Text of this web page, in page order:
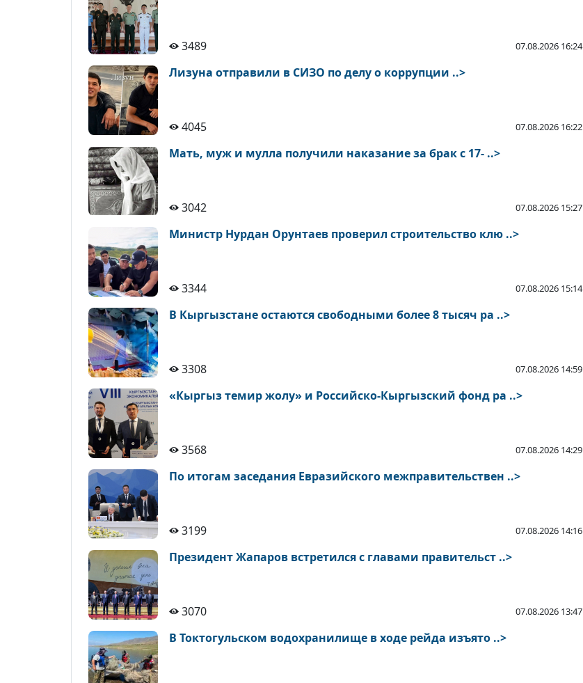
3489 07.08.2026 16:24
Лизуна отправили в СИЗО по делу о коррупции ..>
4045 07.08.2026 16:22
Мать, муж и мулла получили наказание за брак с 17- ..>
3042 07.08.2026 15:27
Министр Нурдан Орунтаев проверил строительство клю ..>
3344 07.08.2026 15:14
В Кыргызстане остаются свободными более 8 тысяч ра ..>
3308 07.08.2026 14:59
«Кыргыз темир жолу» и Российско-Кыргызский фонд ра ..>
3568 07.08.2026 14:29
По итогам заседания Евразийского межправительствен ..>
3199 07.08.2026 14:16
Президент Жапаров встретился с главами правительст ..>
3070 07.08.2026 13:47
В Токтогульском водохранилище в ходе рейда изъято ..>